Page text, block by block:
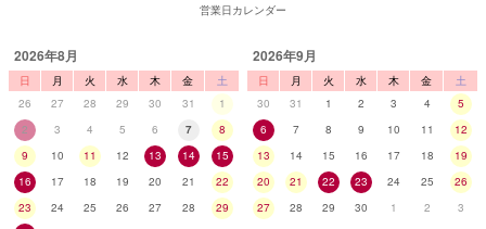
営業日カレンダー
2026年8月
日 月 火 水 木 金
土
26
27 28 29 30 31
1
2
3 4 5 6 7
8
9
10 11 12 13 14
15
16
17 18 19 20 21
22
23
24 25 26 27 28
29
2026年9月
日 月 火 水 木 金
土
30
31 1 2 3 4
5
6
7 8 9 10 11
12
13
14 15 16 17 18
19
20
21 22 23 24 25
26
27
28 29 30 1 2 3